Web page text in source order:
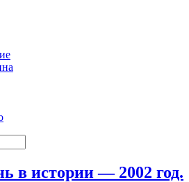
в истории — 2002 год.